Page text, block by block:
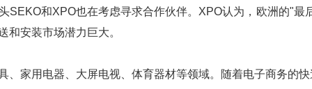
SEKO和XPO也在考虑寻求合作伙伴。XPO认为，欧洲的"
和安装市场潜力巨大。
、家用电器、大屏电视、体育器材等领域。随着电子商务的